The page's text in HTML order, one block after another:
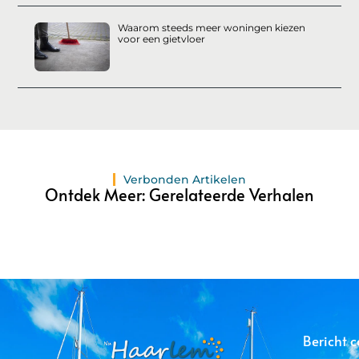
Waarom steeds meer woningen kiezen
voor een gietvloer
Verbonden Artikelen
Ontdek Meer: Gerelateerde Verhalen
Bericht